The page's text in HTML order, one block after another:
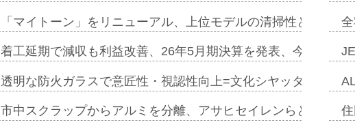
「マイトーン」をリニューアル、上位モデルの清掃性と安全
着工延期で減収も利益改善、26年5月期決算を発表、今期は増
透明な防火ガラスで意匠性・視認性向上=文化シヤッター…
市中スクラップからアルミを分離、アサヒセイレンらと協働開